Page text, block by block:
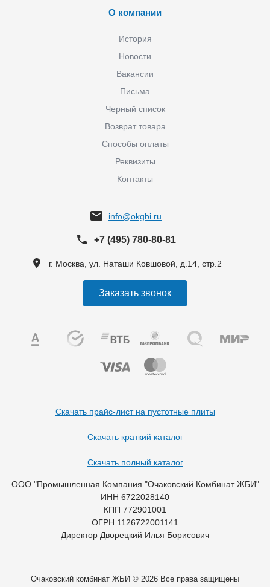
О компании
История
Новости
Вакансии
Письма
Черный список
Возврат товара
Способы оплаты
Реквизиты
Контакты
info@okgbi.ru
+7 (495) 780-80-81
г. Москва, ул. Наташи Ковшовой, д.14, стр.2
Заказать звонок
Скачать прайс-лист на пустотные плиты
Скачать краткий каталог
Скачать полный каталог
ООО "Промышленная Компания "Очаковский Комбинат ЖБИ"
ИНН 6722028140
КПП 772901001
ОГРН 1126722001141
Директор Дворецкий Илья Борисович
Очаковский комбинат ЖБИ © 2026 Все права защищены